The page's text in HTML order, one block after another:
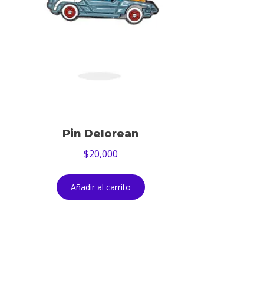
Pin Delorean
$20,000
Añadir al carrito